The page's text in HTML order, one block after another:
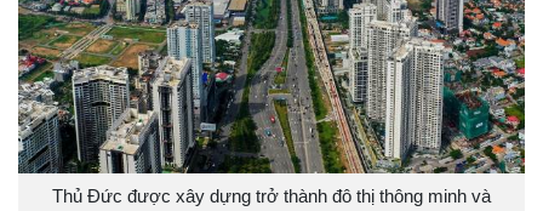
Thủ Đức được xây dựng trở thành đô thị thông minh và